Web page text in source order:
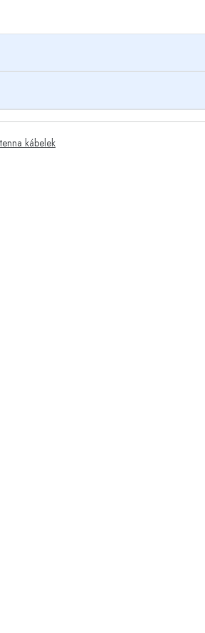
kábelek